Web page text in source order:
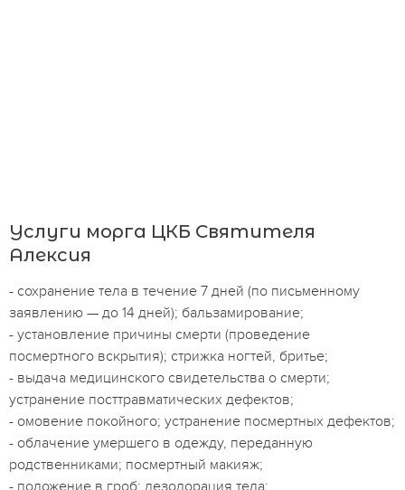
Услуги морга ЦКБ Святителя
Алексия
- сохранение тела в течение 7 дней (по письменному
заявлению — до 14 дней); бальзамирование;
- установление причины смерти (проведение
посмертного вскрытия); стрижка ногтей, бритье;
- выдача медицинского свидетельства о смерти;
устранение посттравматических дефектов;
- омовение покойного; устранение посмертных дефектов;
- облачение умершего в одежду, переданную
родственниками; посмертный макияж;
- положение в гроб; дезодорация тела;